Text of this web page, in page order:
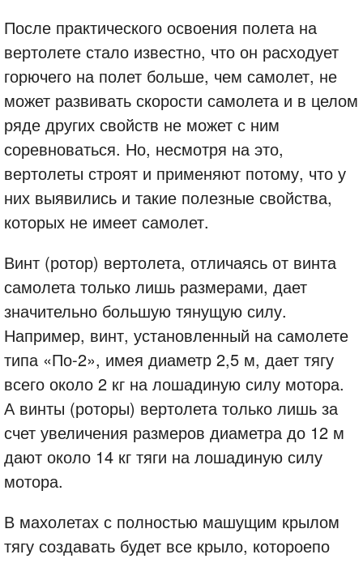
После практического освоения полета на
вертолете стало известно, что он расходует
горючего на полет больше, чем самолет, не
может развивать скорости самолета и в целом
ряде других свойств не может с ним
соревноваться. Но, несмотря на это,
вертолеты строят и применяют потому, что у
них выявились и такие полезные свойства,
которых не имеет самолет.
Винт (ротор) вертолета, отличаясь от винта
самолета только лишь размерами, дает
значительно большую тянущую силу.
Например, винт, установленный на самолете
типа «По-2», имея диаметр 2,5 м, дает тягу
всего около 2 кг на лошадиную силу мотора.
А винты (роторы) вертолета только лишь за
счет увеличения размеров диаметра до 12 м
дают около 14 кг тяги на лошадиную силу
мотора.
В махолетах с полностью машущим крылом
тягу создавать будет все крыло, котороепо